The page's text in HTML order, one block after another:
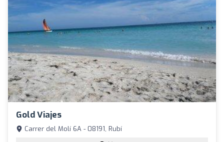
Gold Viajes
Carrer del Molí 6A - 08191, Rubí